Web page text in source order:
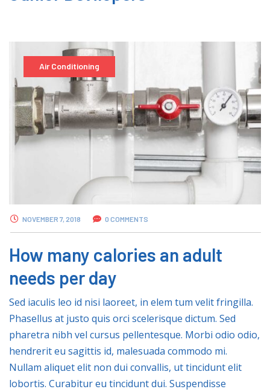
Air Conditioning
NOVEMBER 7, 2018 0 COMMENTS
How many calories an adult
needs per day
Sed iaculis leo id nisi laoreet, in elem tum velit fringilla.
Phasellus at justo quis orci scelerisque dictum. Sed
pharetra nibh vel cursus pellentesque. Morbi odio odio,
hendrerit eu sagittis id, malesuada commodo mi.
Nullam aliquet elit non dui convallis, ut tincidunt elit
lobortis. Curabitur eu tincidunt dui. Suspendisse